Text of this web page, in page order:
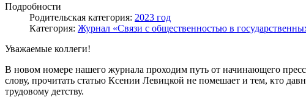
Подробности
Родительская категория: 2023 год
Категория: Журнал «Связи с общественностью в
Уважаемые коллеги!
В новом номере нашего журнала проходим путь от начинающего
слову, прочитать статью Ксении Левицкой не помешает и тем, кто
трудовому детству.